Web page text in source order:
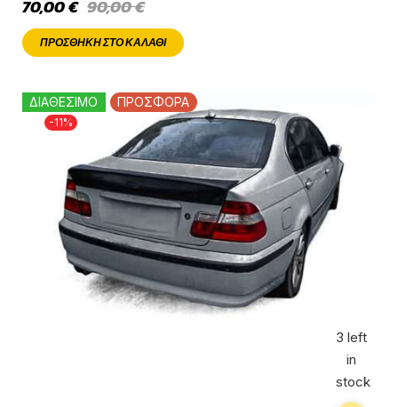
90,00€
70,00€
ΠΡΟΣΘΉΚΗ ΣΤΟ ΚΑΛΆΘΙ
-11%
ΔΙΑΘΕΣΙΜΟ ΠΡΟΣΦΟΡΑ
3 left
in
stock